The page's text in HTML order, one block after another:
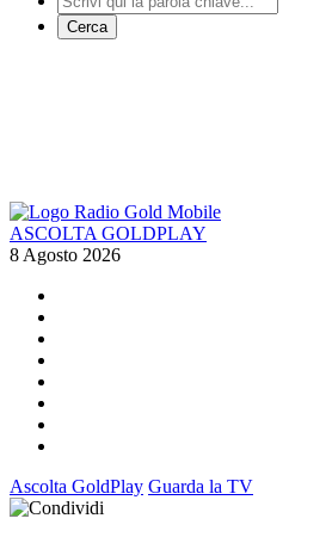
Cerca
ASCOLTA GOLDPLAY
8 Agosto 2026
Ascolta GoldPlay Guarda la TV